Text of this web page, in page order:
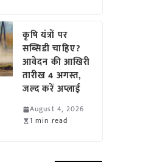
कृषि यंत्रों पर
सब्सिडी चाहिए?
आवेदन की आखिरी
तारीख 4 अगस्त,
जल्द करें अप्लाई
August 4, 2026
1 min read